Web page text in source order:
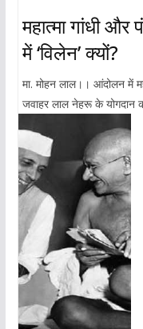
महात्मा गांधी
में ‘विलेन’ क्यों?
मा. मोहन लाल।। आंदोलन में
जवाहर लाल नेहरू के योगदान